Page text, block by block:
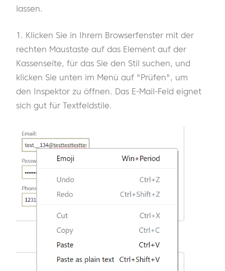
lassen.
1. Klicken Sie in Ihrem Browserfenster mit der
rechten Maustaste auf das Element auf der
Kassenseite, für das Sie den Stil suchen, und
klicken Sie unten im Menü auf "Prüfen", um
den Inspektor zu öffnen. Das E-Mail-Feld eignet
sich gut für Textfeldstile.